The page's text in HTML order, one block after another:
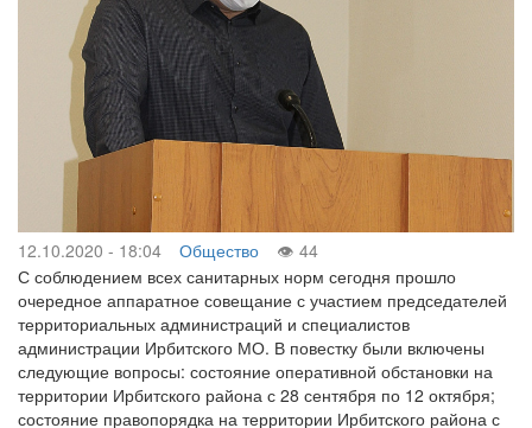
12.10.2020 - 18:04 Общество
44
С соблюдением всех санитарных норм сегодня прошло
очередное аппаратное совещание с участием председателей
территориальных администраций и специалистов
администрации Ирбитского МО. В повестку были включены
следующие вопросы: состояние оперативной обстановки на
территории Ирбитского района с 28 сентября по 12 октября;
состояние правопорядка на территории Ирбитского района с